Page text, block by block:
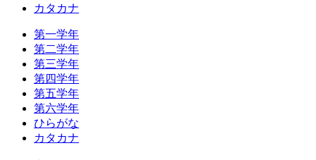
カタカナ
第一学年
第二学年
第三学年
第四学年
第五学年
第六学年
ひらがな
カタカナ